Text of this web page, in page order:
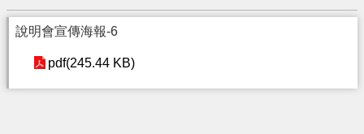
說明會宣傳海報-6
pdf(245.44 KB)